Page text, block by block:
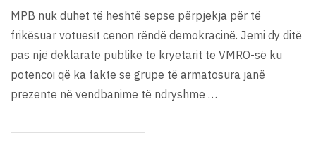
MPB nuk duhet të heshtë sepse përpjekja për të
frikësuar votuesit cenon rëndë demokracinë. Jemi dy ditë
pas një deklarate publike të kryetarit të VMRO-së ku
potencoi që ka fakte se grupe të armatosura janë
prezente në vendbanime të ndryshme …